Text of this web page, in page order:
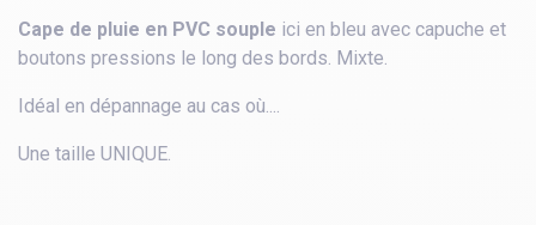
Cape de pluie en PVC souple ici en bleu avec capuche et
boutons pressions le long des bords. Mixte.
Idéal en dépannage au cas où....
Une taille UNIQUE.